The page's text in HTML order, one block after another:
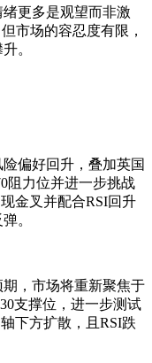
更多是观望而非激
市场的容忍度有限，
。
偏好回升，叠加英国
阻力位并进一步挑战
金叉并配合RSI回升
。
，市场将重新聚焦于
支撑位，进一步测试
下方扩散，且RSI跌